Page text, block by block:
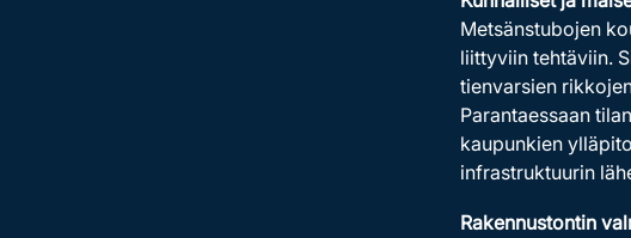
Metsänstubojen
liittyviin tehtäviin.
tienvarsien
Parantaessaan
kaupunkien
infrastruktuurin
Rakennustontin